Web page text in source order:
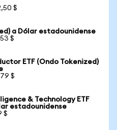
$
a Dólar estadounidense
$
ETF (Ondo Tokenized)
$
& Technology ETF
estadounidense
$